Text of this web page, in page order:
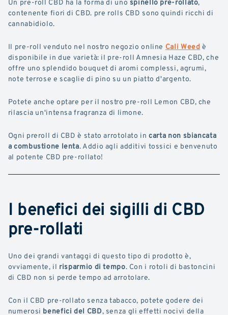
contenente fiori di CBD. pre rolls CBD sono quindi ricchi di
cannabidiolo.
Il pre-roll venduto nel nostro negozio online Cali Weedè
disponibile in due varietà: il pre-roll Amnesia Haze CBD, che
offre uno splendido bouquet di aromi complessi, agrumi,
note terrose e scaglie di pino su un piatto d'argento.
Potete anche optare per il nostro pre-roll Lemon CBD, che
rilascia un'intensa fragranza di limone.
Ogni preroll di CBD è stato arrotolato incarta non sbiancata
a combustione lenta. Addio agli additivi tossici e benvenuto
al potente CBD pre-rollato!
I benefici dei sigilli di CBD
pre-rollati
Uno dei grandi vantaggi di questo tipo di prodotto è,
ovviamente, il risparmio di tempo. Con i rotoli di bastoncini
di CBD non si perde tempo ad arrotolare.
Con il CBD pre-rollato senza tabacco, potete godere dei
numerosi benefici del CBD, senza gli effetti nocivi della